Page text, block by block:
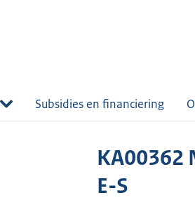
Subsidies en financiering
KA00362
E-S